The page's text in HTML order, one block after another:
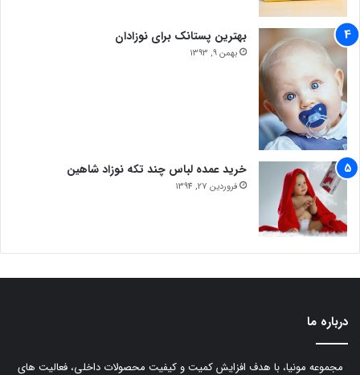
بهترین پستانک برای نوزادان
بهمن 9, 1393
خرید عمده لباس چند تکه نوزاد شاهین
فروردین 27, 1394
درباره ما
مجموعه مونیا، با هدف افزایش کمیت و کیفیت محصولات داخلی، فعالیت های